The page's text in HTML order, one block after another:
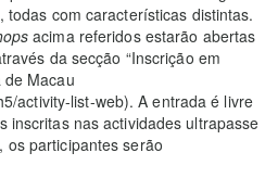
todas com características distintas.
acima referidos estarão abertas
da secção “Inscrição em
de Macau
activity-list-web). A entrada é livre
inscritas nas actividades ultrapasse
os participantes serão